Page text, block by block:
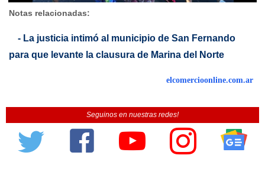
Notas relacionadas:
- La justicia intimó al municipio de San Fernando
para que levante la clausura de Marina del Norte
elcomercioonline.com.ar
Seguinos en nuestras redes!